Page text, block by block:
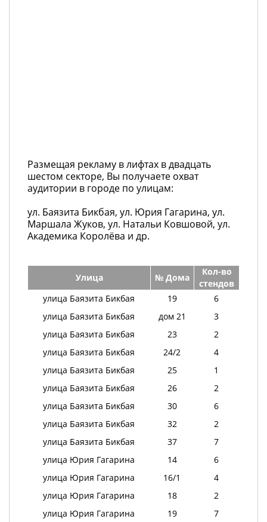
Размещая рекламу в лифтах в двадцать
шестом секторе, Вы получаете охват
аудитории в городе по улицам:
ул. Баязита Бикбая, ул. Юрия Гагарина, ул.
Маршала Жуков, ул. Натальи Ковшовой, ул.
Академика Королёва и др.
Улица № Дома
Кол-во
стендов
улица Баязита Бикбая
19
6
улица Баязита Бикбая
дом 21
3
улица Баязита Бикбая
23
2
улица Баязита Бикбая
24/2
4
улица Баязита Бикбая
25
1
улица Баязита Бикбая
26
2
улица Баязита Бикбая
30
6
улица Баязита Бикбая
32
2
улица Баязита Бикбая
37
7
улица Юрия Гагарина
14
6
улица Юрия Гагарина
16/1
4
улица Юрия Гагарина
18
2
улица Юрия Гагарина
19
7